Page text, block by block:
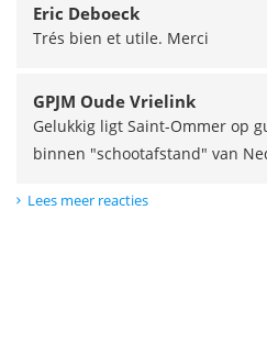
Eric Deboeck
Trés bien et utile. Merci
GPJM Oude Vrielink
Gelukkig ligt Saint-Ommer op
binnen "schootafstand" van
Lees meer reacties